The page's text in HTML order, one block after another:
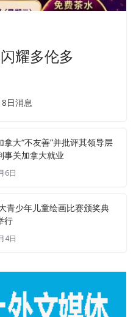
耀多伦多
8日消息
拿大“不友善”并批评其领导层
事关加拿大就业
6日
青少年儿童绘画比赛颁奖典
行
4日